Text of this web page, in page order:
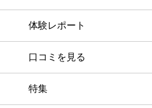
体験レポート
口コミを見る
特集